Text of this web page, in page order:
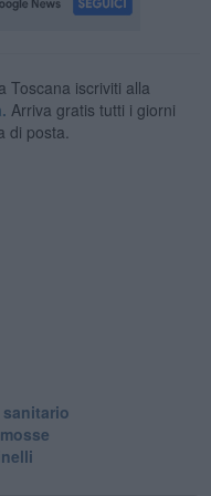
Toscana iscriviti alla
Arriva gratis tutti i giorni
di posta.